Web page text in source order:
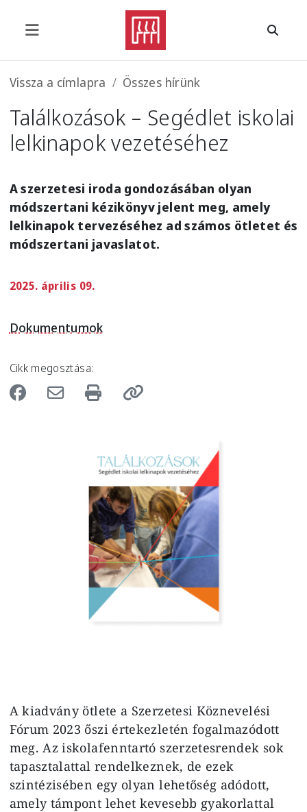
Morzsa
Vissza a címlapra Összes hírünk
Találkozások – Segédlet iskolai
lelkinapok vezetéséhez
A szerzetesi iroda gondozásában olyan
módszertani kézikönyv jelent meg, amely
lelkinapok tervezéséhez ad számos ötletet és
módszertani javaslatot.
2025. április 09.
Dokumentumok
Cikk megosztása:
A kiadvány ötlete a Szerzetesi Köznevelési
Fórum 2023 őszi értekezletén fogalmazódott
meg. Az iskolafenntartó szerzetesrendek sok
tapasztalattal rendelkeznek, de ezek
szintézisében egy olyan lehetőség adódott,
amely támpont lehet kevesebb gyakorlattal